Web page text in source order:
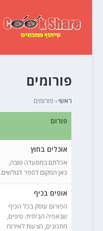
פורומים
ראשי › פורומים
פורום
אוכלים בחוץ
אכלתם במסעדה טובה,
כאן המקום לספר לגולשים.
אופים בכיף
הפורום עוסק בכל הכיף
שבאפיה הביתית. טיפים,
מתכונים, הצעות לאירוח